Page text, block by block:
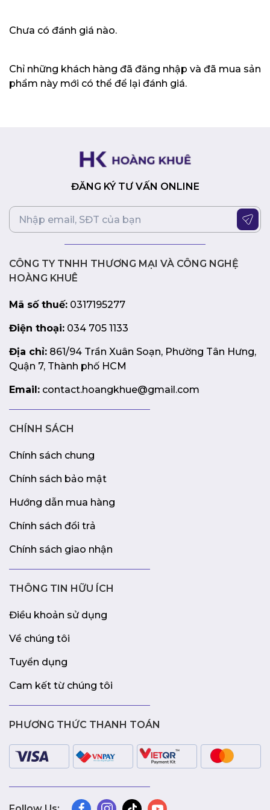
từng phím và công nghệ Overstroke mang đến trải
nghiệm gõ phím thoải mái, chính xác và phản hồi
dễ dàng thao tác trong các trò chơi.
Hệ thống tản nhiệt hiệu quả: Hệ thống tản nhiệt với
Laptop Gaming ASUS TUF Gaming F15 FX507VI-LP088W
là một lựa chọn tuyệt vời cho game thủ chuyên nghiệp,
người dùng sáng tạo nội dung và bất kỳ ai cần một chiếc
laptop mạnh mẽ, bền bỉ và đáng tin cậy. Với hiệu năng
vượt trội, màn hình 144Hz mượt mà, thiết kế bền bỉ và
nhiều tính năng hỗ trợ chơi game tốt, đây sẽ là một lựa
chọn không thể bỏ qua.
Chưa có đánh giá nào.
Chỉ những khách hàng đã đăng nhập và đã mua sản
phẩm này mới có thể để lại đánh giá.
ĐĂNG KÝ TƯ VẤN ONLINE
CÔNG TY TNHH THƯƠNG MẠI VÀ CÔNG NGHỆ
HOÀNG KHUÊ
Mã số thuế: 0317195277
Điện thoại: 034 705 1133
Địa chỉ: 861/94 Trần Xuân Soạn, Phường Tân Hưng,
Quận 7, Thành phố HCM
Email: contact.hoangkhue@gmail.com
CHÍNH SÁCH
Chính sách chung
Chính sách bảo mật
Hướng dẫn mua hàng
Chính sách đổi trả
Chính sách giao nhận
THÔNG TIN HỮU ÍCH
Điều khoản sử dụng
Về chúng tôi
Tuyển dụng
Cam kết từ chúng tôi
PHƯƠNG THỨC THANH TOÁN